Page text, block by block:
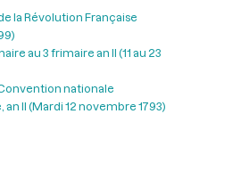
la Révolution Française
au 3 frimaire an II (11 au 23
nationale
II (Mardi 12 novembre 1793)